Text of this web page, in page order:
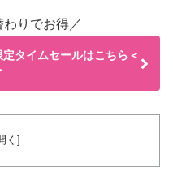
りでお得／
タイムセールはこちら＜